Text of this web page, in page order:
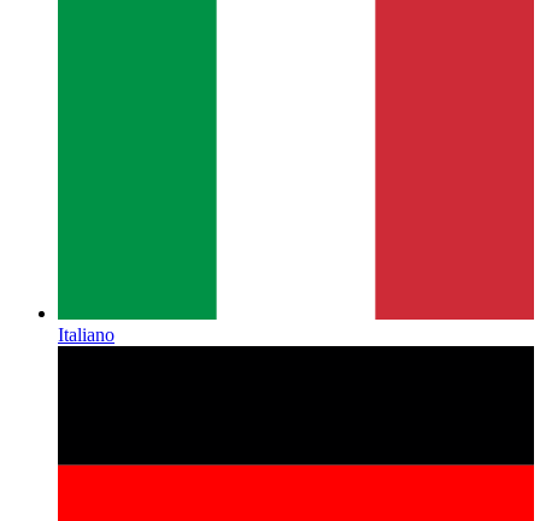
Italiano